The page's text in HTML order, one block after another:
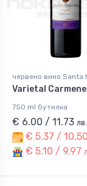
червено вино Santa
Varietal
750 ml бутилка
€ 6.00 / 11.73 лв.
€ 5.37 / 10.50
€ 5.10 / 9.97